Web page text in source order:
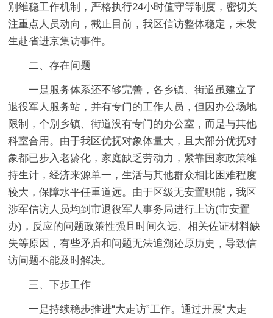
别维稳工作机制，严格执行24小时值守等制度，密切关
注重点人员动向，截止目前，我区信访整体稳定，未发
生赴省进京集访事件。
二、存在问题
一是服务体系还不够完善，各乡镇、街道虽建立了
退役军人服务站，并有专门的工作人员，但因办公场地
限制，个别乡镇、街道没有专门的办公室，而是与其他
科室合用。由于我区优抚对象体量大，且大部分优抚对
象都已步入老龄化，家庭缺乏劳动力，紧靠国家政策维
持生计，经济来源单一，生活与其他群众相比困难程度
较大，保障水平任重道远。由于区级无安置职能，我区
涉军信访人员均到市退役军人事务局进行上访(市安置
办)，反应的问题政策性强且时间久远、相关佐证材料缺
失等原因，有些矛盾和问题无法追溯还原历史，导致信
访问题不能及时解决。
三、下步工作
一是持续稳步推进“大走访”工作。通过开展“大走